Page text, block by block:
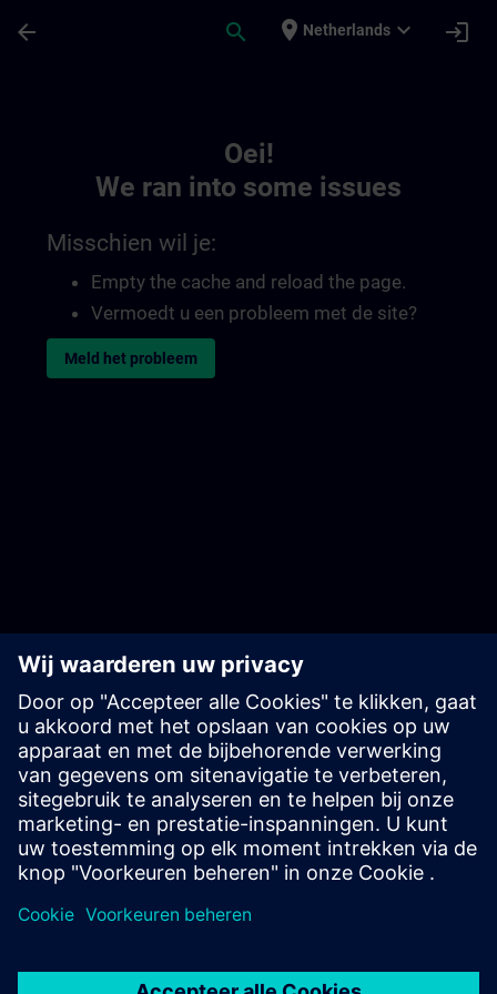
arrow_back search place Netherlands expand_more login
Oei!
We ran into some issues
Misschien wil je:
Empty the cache and reload the page.
Vermoedt u een probleem met de site?
Meld het probleem